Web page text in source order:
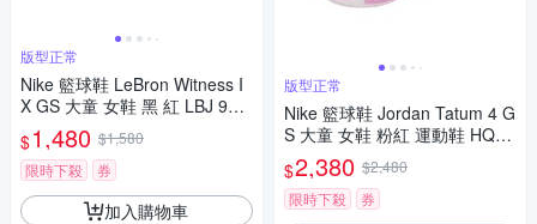
版型正常
Nike 籃球鞋 LeBron Witness I
X GS 大童 女鞋 黑 紅 LBJ 9代
HV2270-005
$1,480 $1,580
限時下殺
券
加入購物車
版型正常
Nike 籃球鞋 Jordan Tatum 4 G
S 大童 女鞋 粉紅 運動鞋 HQ46
11-601
$2,380 $2,480
限時下殺
券